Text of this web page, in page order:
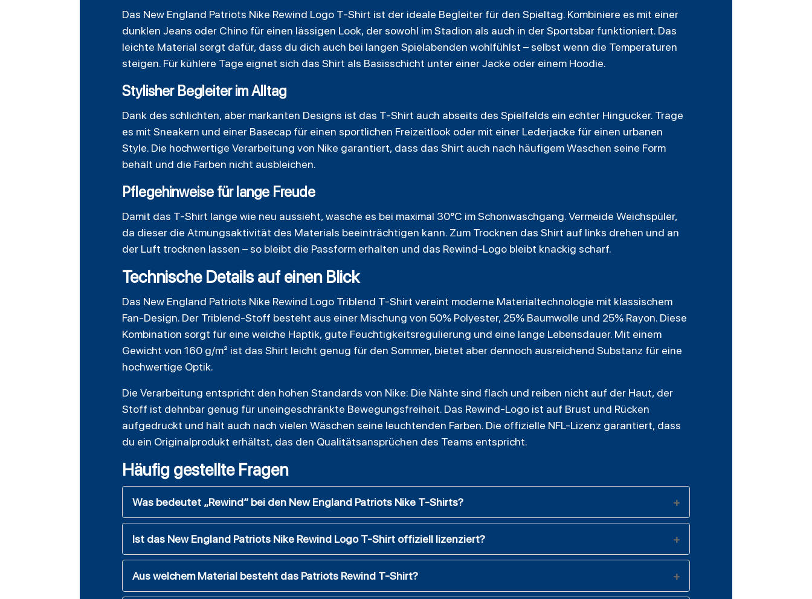
Das New England Patriots Nike Rewind Logo T-Shirt ist der ideale Begleiter für den Spieltag. Kombiniere es mit einer
dunklen Jeans oder Chino für einen lässigen Look, der sowohl im Stadion als auch in der Sportsbar funktioniert. Das
leichte Material sorgt dafür, dass du dich auch bei langen Spielabenden wohlfühlst – selbst wenn die Temperaturen
steigen. Für kühlere Tage eignet sich das Shirt als Basisschicht unter einer Jacke oder einem Hoodie.
Stylisher Begleiter im Alltag
Dank des schlichten, aber markanten Designs ist das T-Shirt auch abseits des Spielfelds ein echter Hingucker. Trage
es mit Sneakern und einer Basecap für einen sportlichen Freizeitlook oder mit einer Lederjacke für einen urbanen
Style. Die hochwertige Verarbeitung von Nike garantiert, dass das Shirt auch nach häufigem Waschen seine Form
behält und die Farben nicht ausbleichen.
Pflegehinweise für lange Freude
Damit das T-Shirt lange wie neu aussieht, wasche es bei maximal 30°C im Schonwaschgang. Vermeide Weichspüler,
da dieser die Atmungsaktivität des Materials beeinträchtigen kann. Zum Trocknen das Shirt auf links drehen und an
der Luft trocknen lassen – so bleibt die Passform erhalten und das Rewind-Logo bleibt knackig scharf.
Technische Details auf einen Blick
Das New England Patriots Nike Rewind Logo Triblend T-Shirt vereint moderne Materialtechnologie mit klassischem
Fan-Design. Der Triblend-Stoff besteht aus einer Mischung von 50% Polyester, 25% Baumwolle und 25% Rayon. Diese
Kombination sorgt für eine weiche Haptik, gute Feuchtigkeitsregulierung und eine lange Lebensdauer. Mit einem
Gewicht von 160 g/m² ist das Shirt leicht genug für den Sommer, bietet aber dennoch ausreichend Substanz für eine
hochwertige Optik.
Die Verarbeitung entspricht den hohen Standards von Nike: Die Nähte sind flach und reiben nicht auf der Haut, der
Stoff ist dehnbar genug für uneingeschränkte Bewegungsfreiheit. Das Rewind-Logo ist auf Brust und Rücken
aufgedruckt und hält auch nach vielen Wäschen seine leuchtenden Farben. Die offizielle NFL-Lizenz garantiert, dass
du ein Originalprodukt erhältst, das den Qualitätsansprüchen des Teams entspricht.
Häufig gestellte Fragen
Was bedeutet „Rewind“ bei den New England Patriots Nike T-Shirts?
Ist das New England Patriots Nike Rewind Logo T-Shirt offiziell lizenziert?
Aus welchem Material besteht das Patriots Rewind T-Shirt?